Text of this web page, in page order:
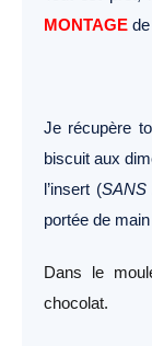
MONTAGE
Je récupère
biscuit aux
l’insert (SANS
portée de
Dans le
chocolat.